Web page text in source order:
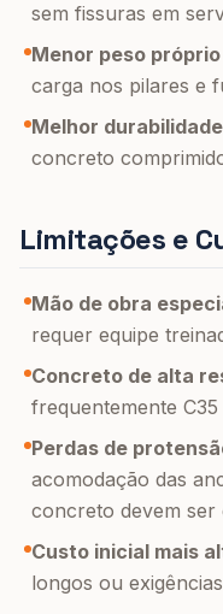
sem fissuras em
Menor peso próprio
carga nos pilares e
Melhor durabilidade
concreto
Limitações e
Mão de obra
requer equipe
Concreto de alta
frequentemente C35
Perdas de
acomodação das
concreto devem ser
Custo inicial mais
longos ou